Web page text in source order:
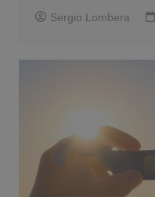
Sergio Lombera